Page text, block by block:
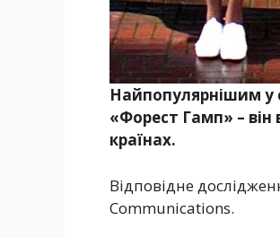
Найпопулярнішим у
«Форест Гамп» –
країнах.
Відповідне
Communications.